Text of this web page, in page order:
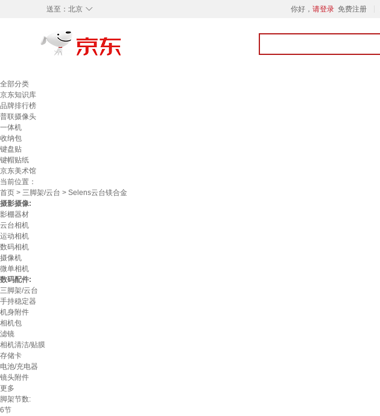
◇
送至： 北京 你好， 请登录 免费注册
全部分类
京东知识库
品牌排行榜
普联摄像头
一体机
收纳包
键盘贴
键帽贴纸
京东美术馆
当前位置：
首页 > 三脚架/云台 > Selens云台镁合金
摄影摄像:
影棚器材
云台相机
运动相机
数码相机
摄像机
微单相机
数码配件:
三脚架/云台
手持稳定器
机身附件
相机包
滤镜
相机清洁/贴膜
存储卡
电池/充电器
镜头附件
更多
脚架节数:
6节